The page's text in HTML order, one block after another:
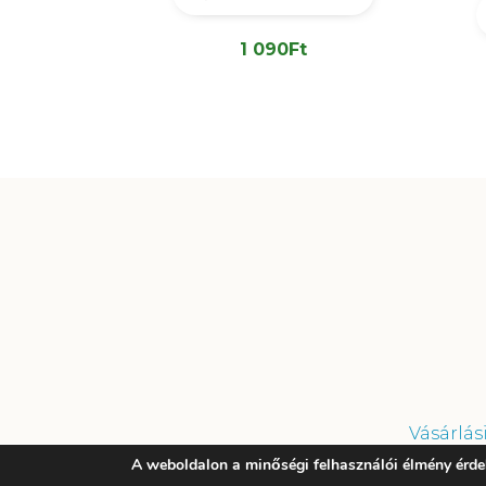
1 090Ft
A weboldalon a minőségi felhasználói élmény